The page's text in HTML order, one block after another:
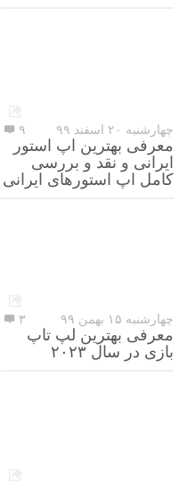
چهارشنبه ۲۰ اسفند ۹۹ ۹
معرفی بهترین اپ استور
ایرانی و نقد و بررسی
کامل اپ استورهای ایرانی
چهارشنبه ۱۵ بهمن ۹۹ ۳
معرفی بهترین لپ تاپ
بازی در سال ۲۰۲۳